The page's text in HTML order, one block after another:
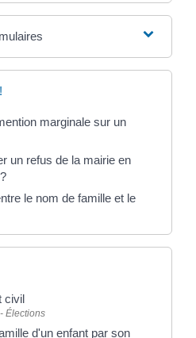
marginale sur un
un refus de la mairie en
le nom de famille et le
civil
Élections
d'un enfant par son